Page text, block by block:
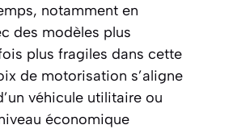
notamment en
des modèles plus
plus fragiles dans cette
de motorisation s’aligne
véhicule utilitaire ou
économique